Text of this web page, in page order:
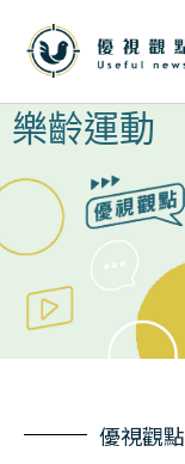
樂齡運動
優視觀點